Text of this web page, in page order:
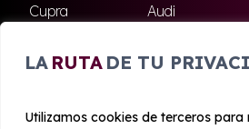
LA RUTA DE TU
Utilizamos cookies de terceros para
Cupra
Audi
Skoda
Ford